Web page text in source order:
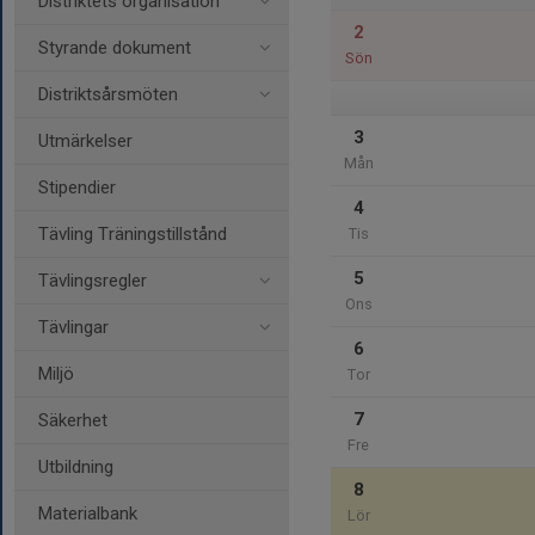
Styrande dokument
Distriktsårsmöten
Utmärkelser
Stipendier
Tävling Träningstillstånd
Tävlingsregler
Tävlingar
Miljö
Säkerhet
Utbildning
Materialbank
2
Sön
3
Mån
4
Tis
5
Ons
6
Tor
7
Fre
8
Lör